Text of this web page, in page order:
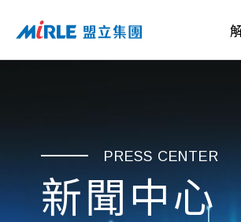
PRESS CENTER
新聞中心